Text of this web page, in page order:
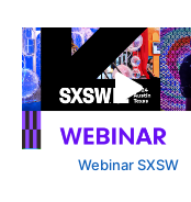
Webinar SXSW